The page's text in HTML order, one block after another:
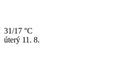
31/17 °C
úterý 11. 8.